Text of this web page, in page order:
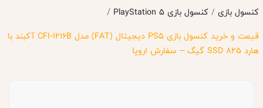
کنسول بازی / کنسول بازی PlayStation 5 /
قیمت و خرید کنسول بازی PS5 دیجیتال (FAT) مدل CFI‑1216B آکبند با
هارد SSD 825 گیگ – سفارش اروپا